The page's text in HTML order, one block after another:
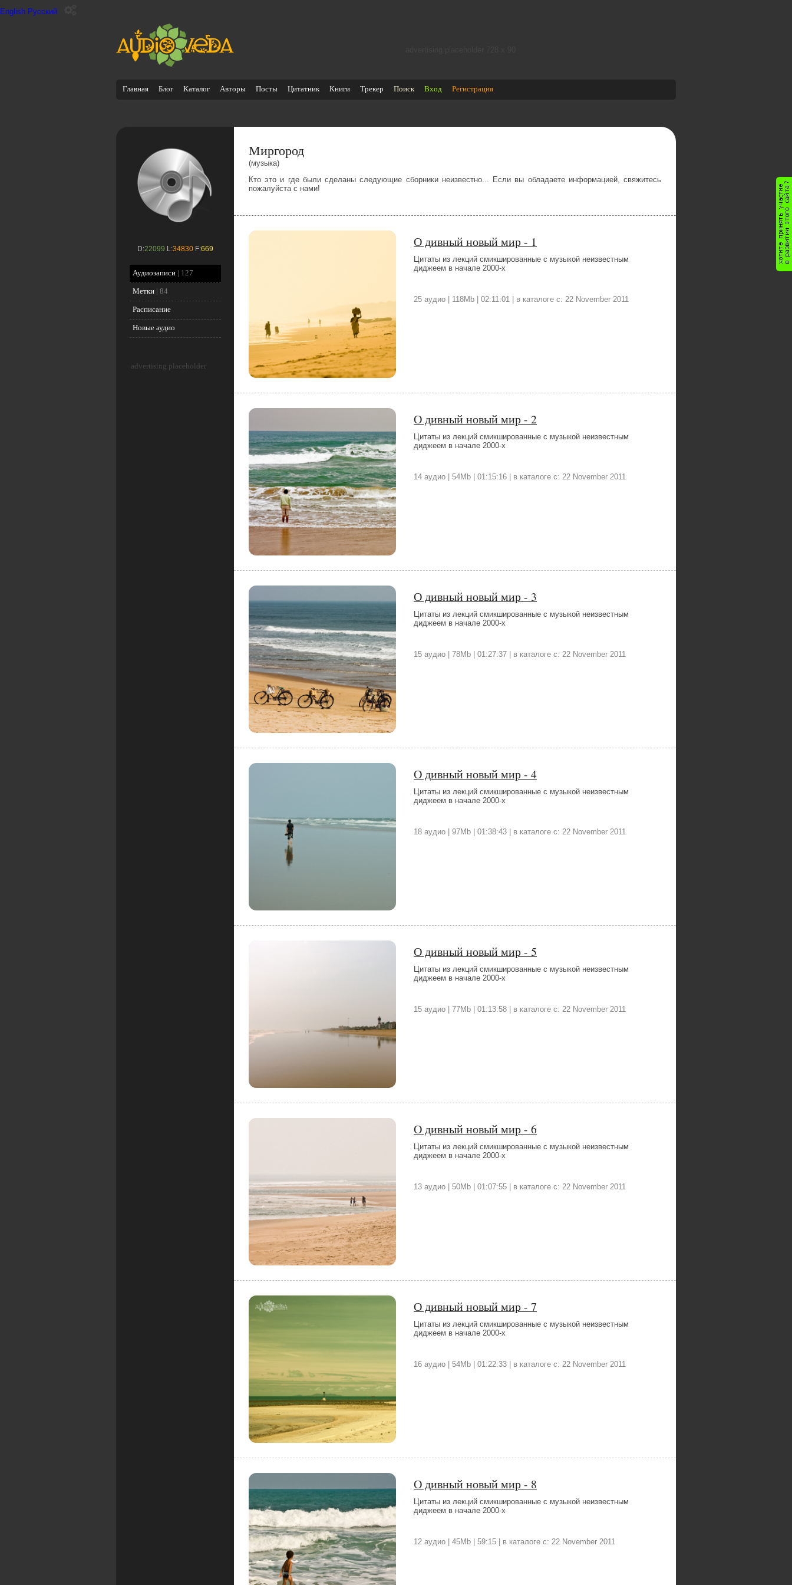
English Русский
Главная Блог Каталог Авторы Посты Цитатник Книги Трекер Поиск Вход Регистрация
D:22099 L:34830F:669
Аудиозаписи| 127
Метки| 84
Расписание
Новые аудио
advertising placeholder
Миргород
(музыка)
Кто это и где были сделаны следующие сборники неизвестно... Если вы обладаете информацией, свяжитесь
пожалуйста с нами!
О дивный новый мир - 1
Цитаты из лекций смикшированные с музыкой неизвестным
диджеем в начале 2000-х
25 аудио | 118Mb | 02:11:01 | в каталоге с: 22 November 2011
О дивный новый мир - 2
Цитаты из лекций смикшированные с музыкой неизвестным
диджеем в начале 2000-х
14 аудио | 54Mb | 01:15:16 | в каталоге с: 22 November 2011
О дивный новый мир - 3
Цитаты из лекций смикшированные с музыкой неизвестным
диджеем в начале 2000-х
15 аудио | 78Mb | 01:27:37 | в каталоге с: 22 November 2011
О дивный новый мир - 4
Цитаты из лекций смикшированные с музыкой неизвестным
диджеем в начале 2000-х
18 аудио | 97Mb | 01:38:43 | в каталоге с: 22 November 2011
О дивный новый мир - 5
Цитаты из лекций смикшированные с музыкой неизвестным
диджеем в начале 2000-х
15 аудио | 77Mb | 01:13:58 | в каталоге с: 22 November 2011
О дивный новый мир - 6
Цитаты из лекций смикшированные с музыкой неизвестным
диджеем в начале 2000-х
13 аудио | 50Mb | 01:07:55 | в каталоге с: 22 November 2011
О дивный новый мир - 7
Цитаты из лекций смикшированные с музыкой неизвестным
диджеем в начале 2000-х
16 аудио | 54Mb | 01:22:33 | в каталоге с: 22 November 2011
О дивный новый мир - 8
Цитаты из лекций смикшированные с музыкой неизвестным
диджеем в начале 2000-х
12 аудио | 45Mb | 59:15 | в каталоге с: 22 November 2011